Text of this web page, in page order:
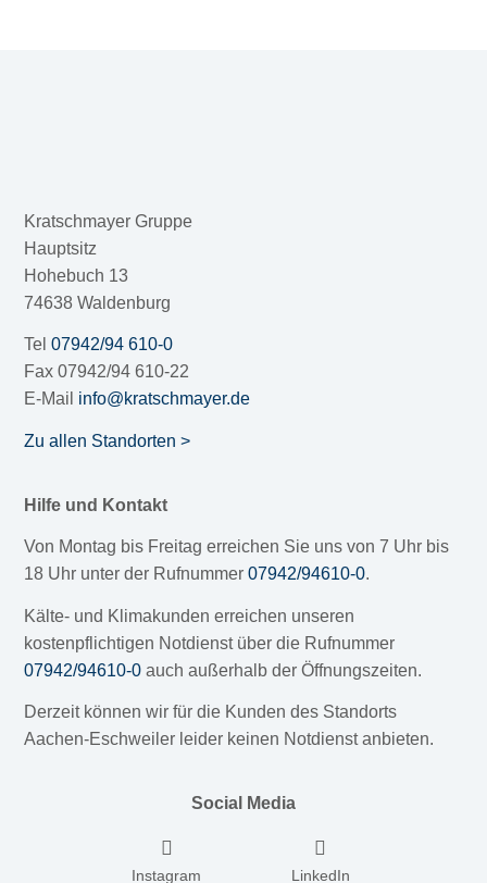
Kratschmayer Gruppe
Hauptsitz
Hohebuch 13
74638 Waldenburg
Tel07942/94 610-0
Fax 07942/94 610-22
E-Mail info@kratschmayer.de
Zu allen Standorten >
Hilfe und Kontakt
Von Montag bis Freitag erreichen Sie uns von 7 Uhr bis
18 Uhr unter der Rufnummer07942/94610-0.
Kälte- und Klimakunden erreichen unseren
kostenpflichtigen Notdienst über die Rufnummer
07942/94610-0 auch außerhalb der Öffnungszeiten.
Derzeit können wir für die Kunden des Standorts
Aachen-Eschweiler leider keinen Notdienst anbieten.
Social Media
Instagram LinkedIn